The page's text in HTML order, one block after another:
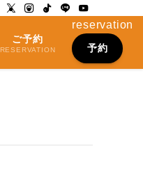
ご予約
RESERVATION
reservation
予約